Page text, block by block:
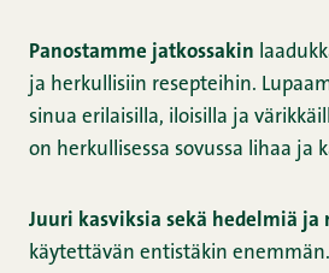
Panostamme jatkossakin
ja herkullisiin resepteihin.
sinua erilaisilla, iloisilla ja
on herkullisessa sovussa lihaa ja
Juuri kasviksia sekä hedelmiä ja
käytettävän entistäkin